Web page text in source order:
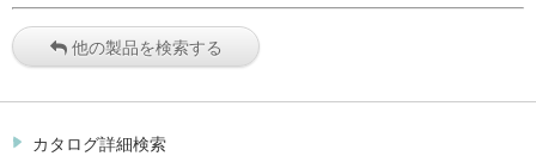
他の製品を検索する
カタログ詳細検索